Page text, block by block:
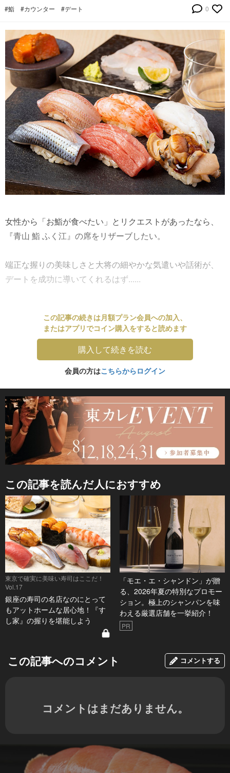
#鮨 #カウンター #デート 0
女性から「お鮨が食べたい」とリクエストがあったなら、
『青山 鮨 ふく江』の席をリザーブしたい。
端正な握りの美味しさと大将の細やかな気遣いや話術が、
デートを成功に導いてくれるはず......
この記事の続きは月額プラン会員への加入、
またはアプリでコイン購入をすると読めます
購入して続きを読む
会員の方はこちらからログイン
この記事を読んだ人におすすめ
東京で確実に美味い寿司はここだ！
Vol.17
銀座の寿司の名店なのにとって
もアットホームな居心地！『す
し家』の握りを堪能しよう
「モエ・エ・シャンドン」が贈
る、2026年夏の特別なプロモー
ション。極上のシャンパンを味
わえる厳選店舗を一挙紹介！
PR
この記事へのコメント コメントする
コメントはまだありません。